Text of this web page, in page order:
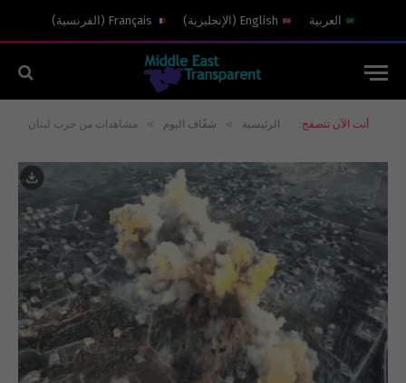
العربية English
( الإنجليزية)
Français
( الفرنسية)
أنت الآن تتصفح: الرئيسية » شفّاف اليوم » مشاهدات من حرب لبنان